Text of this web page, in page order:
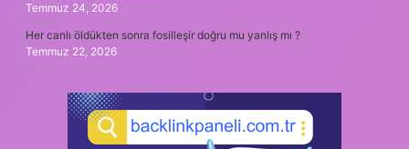
Temmuz 24, 2026
Her canlı öldükten sonra fosilleşir doğru mu yanlış mı ?
Temmuz 22, 2026